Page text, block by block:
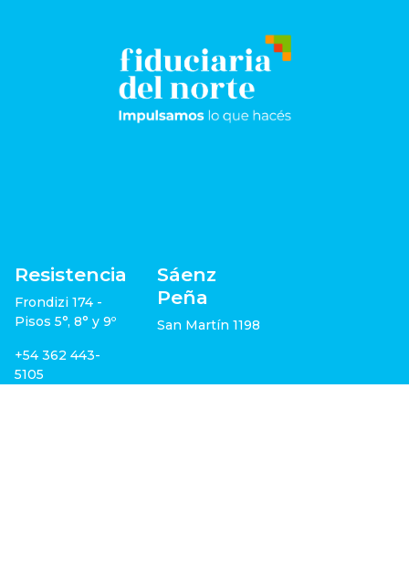
Resistencia
Frondizi 174 -
Pisos 5°, 8° y 9º
+54 362 443-
5105
Sáenz
Peña
San Martín 1198